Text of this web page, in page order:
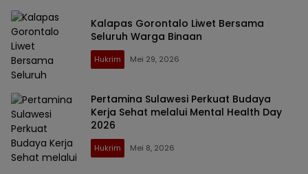
Indonesia
Kalapas Gorontalo Liwet Bersama
Seluruh Warga Binaan
Hukrim Mei 29, 2026
Pertamina Sulawesi Perkuat Budaya
Kerja Sehat melalui Mental Health Day
2026
Hukrim Mei 8, 2026